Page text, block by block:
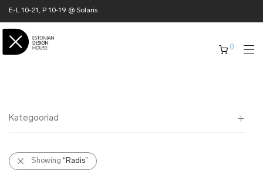
E-L 10-21, P 10-19 @ Solaris
0
Kategooriad
Kõik
✖ KODU
Showing “Radis”